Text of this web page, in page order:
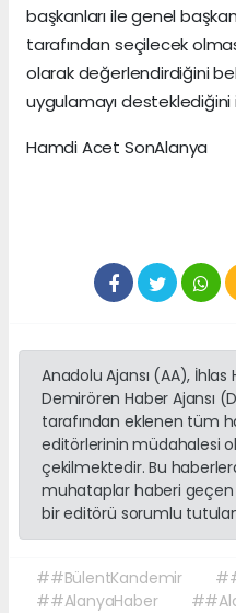
başkanları ile genel
tarafından seçilecek
olarak değerlendirdiğini
uygulamayı
Hamdi Acet SonAlanya
Anadolu Ajansı (AA), İhlas
Demirören Haber Ajansı
tarafından eklenen tüm
editörlerinin müdahalesi
çekilmektedir. Bu
muhataplar haberi
bir editörü sorumlu
##BülentKandemir
##AlanyaHaber